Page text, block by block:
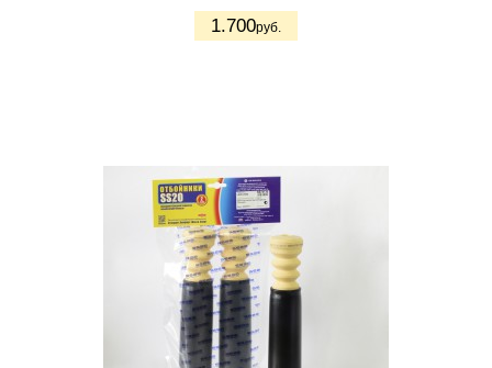
1.700руб.